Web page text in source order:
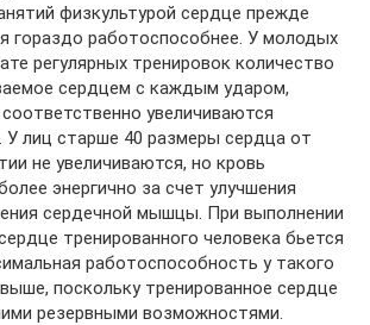
физкультурой сердце прежде
гораздо работоспособнее. У молодых
регулярных тренировок количество
сердцем с каждым ударом,
увеличиваются
У лиц старше 40 размеры сердца от
не увеличиваются, но кровь
энергично за счет улучшения
сердечной мышцы. При выполнении
тренированного человека бьется
работоспособность у такого
поскольку тренированное сердце
резервными возможностями.